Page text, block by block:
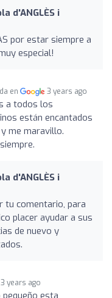
d'ANGLÈS i
por estar siempre a
especial!
en 3 years ago
a todos los
están encantados
me maravillo.
d'ANGLÈS i
tu comentario, para
placer ayudar a sus
de nuevo y
3 years ago
esta